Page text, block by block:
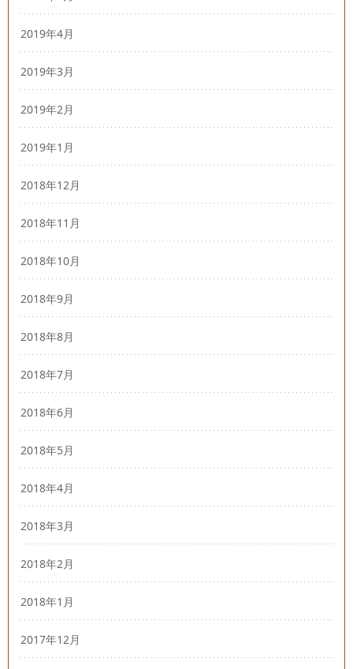
2019年4月
2019年3月
2019年2月
2019年1月
2018年12月
2018年11月
2018年10月
2018年9月
2018年8月
2018年7月
2018年6月
2018年5月
2018年4月
2018年3月
2018年2月
2018年1月
2017年12月